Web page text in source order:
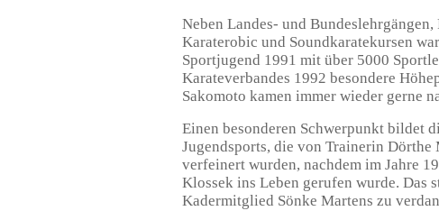
Neben Landes- und
Karaterobic und Soundkaratekursen
Sportjugend 1991 mit über 5000
Karateverbandes 1992 besondere
Sakomoto kamen immer wieder gerne
Einen besonderen Schwerpunkt bildet
Jugendsports, die von Trainerin Dörthe
verfeinert wurden, nachdem im Jahre
Klossek ins Leben gerufen wurde. Das
Kadermitglied Sönke Martens zu